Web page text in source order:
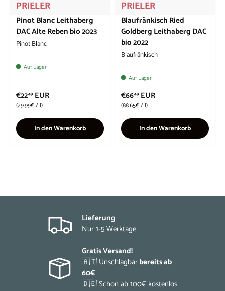
PRIELER
Pinot Blanc Leithaberg
DAC Alte Reben bio 2023
Pinot Blanc
Auf Lager
€2249 EUR
Grundpreis
29.99€/l
In den Warenkorb
PRIELER
Blaufränkisch Ried
Goldberg Leithaberg DAC
bio 2022
Blaufränkisch
Auf Lager
€6649 EUR
Grundpreis
88.65€/l
In den Warenkorb
Lieferung
Nur 1-5 Werktage
Gratis Versand!
🇦🇹 Unschlagbarbereits ab
60€
🇩🇪 Schon ab 100€ kostenlos